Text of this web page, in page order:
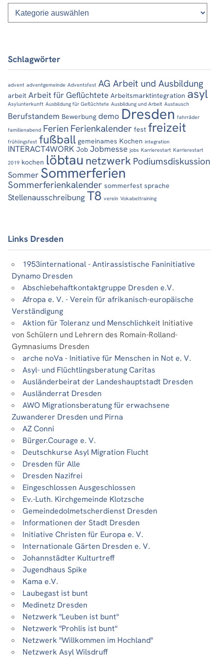
Schlagwörter
advent adventgemeinde Adventsfest AG Arbeit und Ausbildung
arbeit Arbeit für Geflüchtete Arbeitsmarktintegration asyl
Asylunterkunft Ausbildung für Geflüchtete Ausbildung und Arbeit Austausch
Berufstandem Bewerbung demo Dresden fahrräder
familienabend Ferien Ferienkalender fest freizeit
frühlingsfest fußball gemeinames Kochen integration
INTERACT4WORK Job Jobmesse jobs Karrierestart Karrierestart
2019 kochen löbtau netzwerk Podiumsdiskussion
Sommer Sommerferien
Sommerferienkalender sommerfest sprache
Stellenausschreibung T8 verein Vokabeltraining
Links Dresden
1953international - Antirassistische Faninitiative
Dynamo Dresden
Abschiebehaftkontaktgruppe Dresden e.V.
Afropa e. V. - Verein für afrikanisch-europäische
Verständigung
Aktion für Toleranz und Menschlichkeit Initiative
von Schülern und Lehrern des Romain-Rolland-
Gymnasiums Dresden
arche noVa - Initiative für Menschen in Not e. V.
Asyl- und Flüchtlingsberatung Caritas
Ausländerbeirat der Landeshauptstadt Dresden
Ausländerrat Dresden
AWO Migrationsberatung für erwachsene
Zuwanderer Dresden und Pirna
AZ Conni
Bürger.Courage e. V.
Deutschkurse Asyl Migration Flucht
Dresden für Alle
Dresden Nazifrei
Eingeschlossen Ausgeschlossen
Ev.-Luth. Kirchgemeinde Klotzsche
Gemeindedolmetscherdienst Dresden
Informationen der Stadt Dresden
Initiative Christen für Europa e. V.
Internationale Gärten Dresden e. V.
Johannstädter Kulturtreff
Jugendhaus Spike
Kama e.V.
Laubegast ist bunt
Medinetz Dresden
Netzwerk "Leuben ist bunt"
Netzwerk "Prohlis ist bunt"
Netzwerk "Willkommen im Hochland"
Netzwerk Asyl Wilsdruff